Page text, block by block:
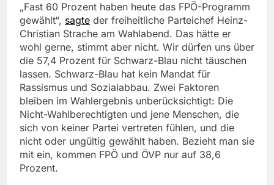
„Fast 60 Prozent haben heute das FPÖ-Programm
gewählt“, sagte der freiheitliche Parteichef Heinz-
Christian Strache am Wahlabend. Das hätte er
wohl gerne, stimmt aber nicht. Wir dürfen uns über
die 57,4 Prozent für Schwarz-Blau nicht täuschen
lassen. Schwarz-Blau hat kein Mandat für
Rassismus und Sozialabbau. Zwei Faktoren
bleiben im Wahlergebnis unberücksichtigt: Die
Nicht-Wahlberechtigten und jene Menschen, die
sich von keiner Partei vertreten fühlen, und die
nicht oder ungültig gewählt haben. Bezieht man sie
mit ein, kommen FPÖ und ÖVP nur auf 38,6
Prozent.